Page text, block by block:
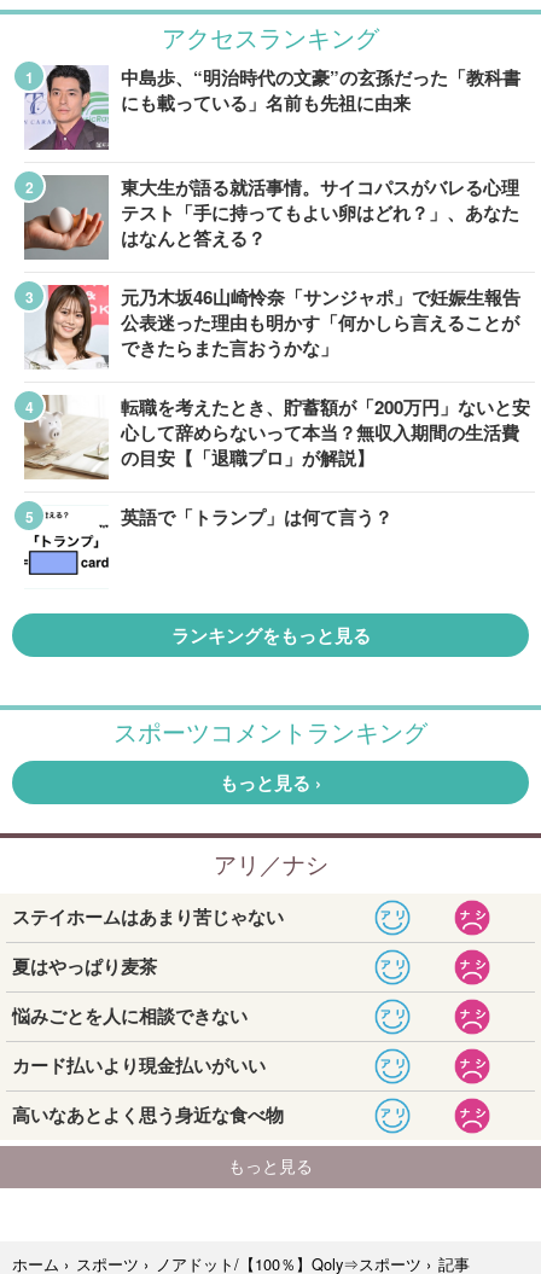
アクセスランキング
中島歩、“明治時代の文豪”の玄孫だった「教科書
にも載っている」名前も先祖に由来
東大生が語る就活事情。サイコパスがバレる心理
テスト「手に持ってもよい卵はどれ？」、あなた
はなんと答える？
元乃木坂46山崎怜奈「サンジャポ」で妊娠生報告
公表迷った理由も明かす「何かしら言えることが
できたらまた言おうかな」
転職を考えたとき、貯蓄額が「200万円」ないと安
心して辞めらないって本当？無収入期間の生活費
の目安【「退職プロ」が解説】
英語で「トランプ」は何て言う？
ランキングをもっと見る
ホーム › スポーツ › ノアドット/【100％】Qoly⇒スポーツ › 記事